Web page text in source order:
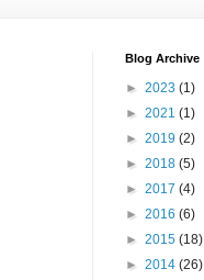
Blog Archive
► 2023 (1)
► 2021 (1)
► 2019 (2)
► 2018 (5)
► 2017 (4)
► 2016 (6)
► 2015 (18)
► 2014 (26)